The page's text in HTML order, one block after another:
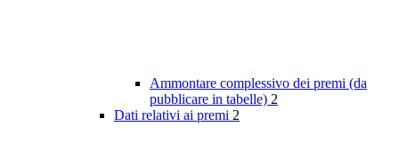
Ammontare complessivo dei premi (da
pubblicare in tabelle) 2
Dati relativi ai premi 2